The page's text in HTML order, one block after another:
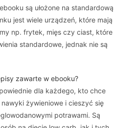
są ułożone na standardową
jest wiele urządzeń, które mają
np. frytek, mięs czy ciast, które
standardowe, jednak nie są
zawarte w ebooku?
dla każdego, kto chce
żywieniowe i cieszyć się
potrawami. Są